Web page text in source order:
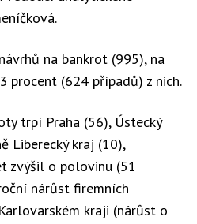
na bankrot (995), na
procent (624 případů) z nich.
trpí Praha (56), Ústecký
Liberecký kraj (10),
zvýšil o polovinu (51
nárůst firemních
kraji (nárůst o